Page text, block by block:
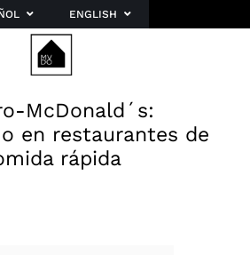
ENGLISH
McDonald´s:
en restaurantes de
rápida